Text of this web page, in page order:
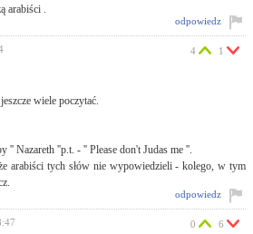
arabiści .
odpowiedz
wiele poczytać.
Nazareth ''p.t. - '' Please don't Judas me ''.
arabiści tych słów nie wypowiedzieli - kolego, w tym
4 1
odpowiedz
0 6